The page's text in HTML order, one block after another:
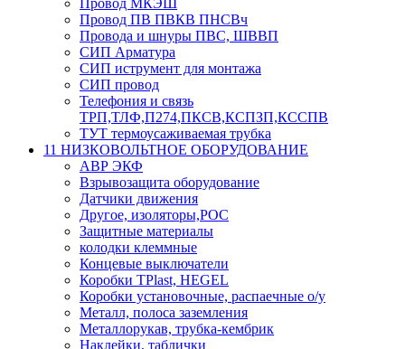
Провод МКЭШ
Провод ПВ ПВКВ ПНСВч
Провода и шнуры ПВС, ШВВП
СИП Арматура
СИП иструмент для монтажа
СИП провод
Телефония и связь
ТРП,ТЛФ,П274,ПКСВ,КСПЗП,КССПВ
ТУТ термоусаживаемая трубка
11 НИЗКОВОЛЬТНОЕ ОБОРУДОВАНИЕ
АВР ЭКФ
Взрывозащита оборудование
Датчики движения
Другое, изоляторы,РОС
Защитные материалы
колодки клеммные
Концевые выключатели
Коробки TPlast, HEGEL
Коробки установочные, распаечные о/у
Металл, полоса заземления
Металлорукав, трубка-кембрик
Наклейки, таблички